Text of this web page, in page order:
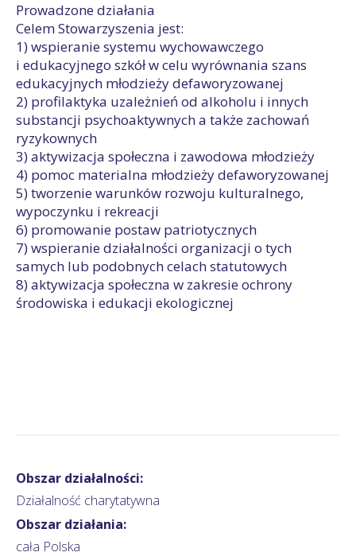
Prowadzone działania
Celem Stowarzyszenia jest:
1) wspieranie systemu wychowawczego
i edukacyjnego szkół w celu wyrównania szans
edukacyjnych młodzieży defaworyzowanej
2) profilaktyka uzależnień od alkoholu i innych
substancji psychoaktywnych a także zachowań
ryzykownych
3) aktywizacja społeczna i zawodowa młodzieży
4) pomoc materialna młodzieży defaworyzowanej
5) tworzenie warunków rozwoju kulturalnego,
wypoczynku i rekreacji
6) promowanie postaw patriotycznych
7) wspieranie działalności organizacji o tych
samych lub podobnych celach statutowych
8) aktywizacja społeczna w zakresie ochrony
środowiska i edukacji ekologicznej
Obszar działalności:
Działalność charytatywna
Obszar działania:
cała Polska